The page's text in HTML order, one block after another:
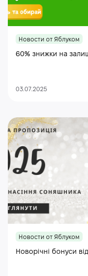
Новости от Яблуком
60% знижки на
03.07.2025
Новости от Яблуком
Новорічні бонуси